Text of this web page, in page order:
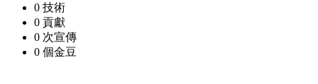
0 技術
0 貢獻
0 次宣傳
0 個金豆